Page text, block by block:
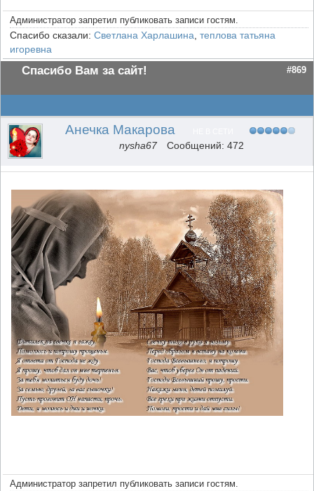
Администратор запретил публиковать записи гостям.
Спасибо сказали: Светлана Харлашина теплова татьяна
игоревна
Спасибо Вам за сайт! #869
Анечка Макарова
nysha67 Сообщений: 472
Администратор запретил публиковать записи гостям.